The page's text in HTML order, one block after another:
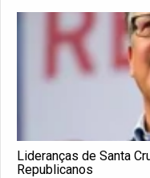
Lideranças de Santa
Republicanos